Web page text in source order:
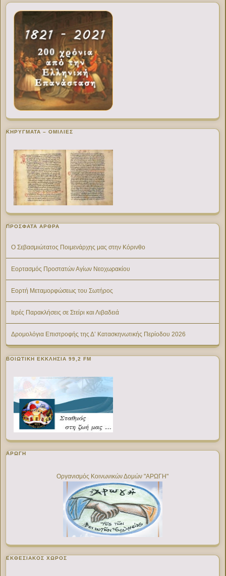
ΚΗΡΥΓΜΑΤΑ – ΟΜΙΛΙΕΣ
ΠΡΌΣΦΑΤΑ ΆΡΘΡΑ
Ο Σεβασμιώτατος Ποιμενάρχης μας στην Κόρινθο
Εορτασμός Προστατών Αγίων Νεοχωρακίου
Εορτή Μεταμορφώσεως του Σωτήρος
Ιερές Παρακλήσεις σε Στείρι και Λιβαδειά
Δρομολόγια Επιστροφής της Δ’ Κατασκηνωτικής Περίοδου 2026
ΒΟΙΩΤΙΚΉ ΕΚΚΛΗΣΊΑ 99,2 FM
ΑΡΩΓΗ
Οργανισμός Κοινωνικών Δομών "ΑΡΩΓΗ"
ΕΚΘΕΣΙΑΚΌΣ ΧΏΡΟΣ